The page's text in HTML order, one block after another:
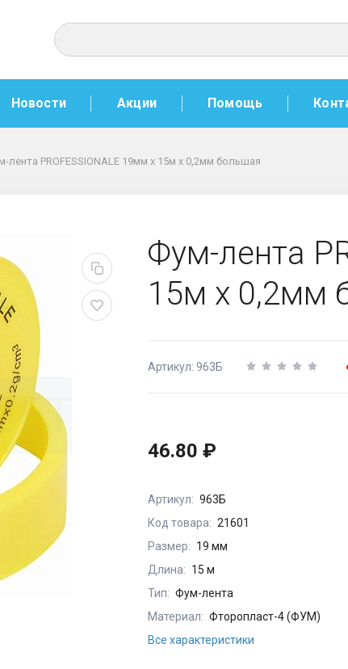
Новости Акции Помощь
лента PROFESSIONALE 19мм х 15м х 0,2мм большая
Фум-лента
15м х 0,2мм
Артикул: 963Б
46.80 ₽
Артикул: 963Б
Код товара: 21601
Размер: 19 мм
Длина: 15 м
Тип: Фум-лента
Материал: Фторопласт-4 (ФУМ)
Все характеристики